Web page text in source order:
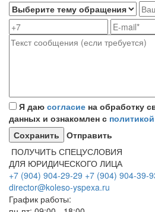
Я даю согласие на обработку
данных и ознакомлен с
Отправить
ПОЛУЧИТЬ СПЕЦУСЛОВИЯ
ДЛЯ ЮРИДИЧЕСКОГО ЛИЦА
+7 (904) 904-29-29 +7 (904) 904-39-
director@koleso-yspexa.ru
График работы: